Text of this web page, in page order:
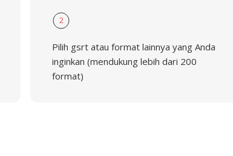
2
Pilih gsrt atau format lainnya yang Anda
inginkan (mendukung lebih dari 200
format)